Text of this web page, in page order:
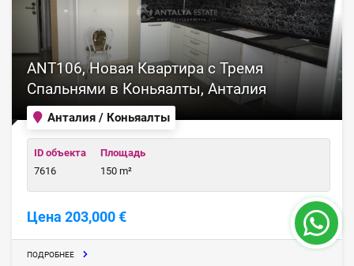
Анталия / Коньяалты
ANT106, Новая Квартира с Тремя
Спальнями в Коньяалты, Анталия
ID объекта
7616
Площадь
150 m²
Цена 203,000 €
ПОДРОБНЕЕ